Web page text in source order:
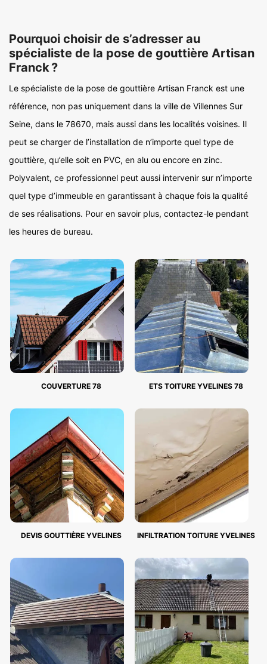
Pourquoi choisir de s’adresser au
spécialiste de la pose de gouttière Artisan
Franck ?
Le spécialiste de la pose de gouttière Artisan Franck est une
référence, non pas uniquement dans la ville de Villennes Sur
Seine, dans le 78670, mais aussi dans les localités voisines. Il
peut se charger de l’installation de n’importe quel type de
gouttière, qu’elle soit en PVC, en alu ou encore en zinc.
Polyvalent, ce professionnel peut aussi intervenir sur n’importe
quel type d’immeuble en garantissant à chaque fois la qualité
de ses réalisations. Pour en savoir plus, contactez-le pendant
les heures de bureau.
COUVERTURE 78 ETS TOITURE YVELINES 78
DEVIS GOUTTIÈRE YVELINES INFILTRATION TOITURE YVELINES